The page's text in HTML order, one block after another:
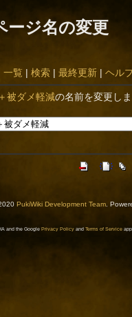
ージ名の変更
一覧 | 検索| 最終更新| ヘル
被ダメ軽減の名前を変更しま
PukiWiki Development Team.
and the Google Privacy Policyand Terms of Service